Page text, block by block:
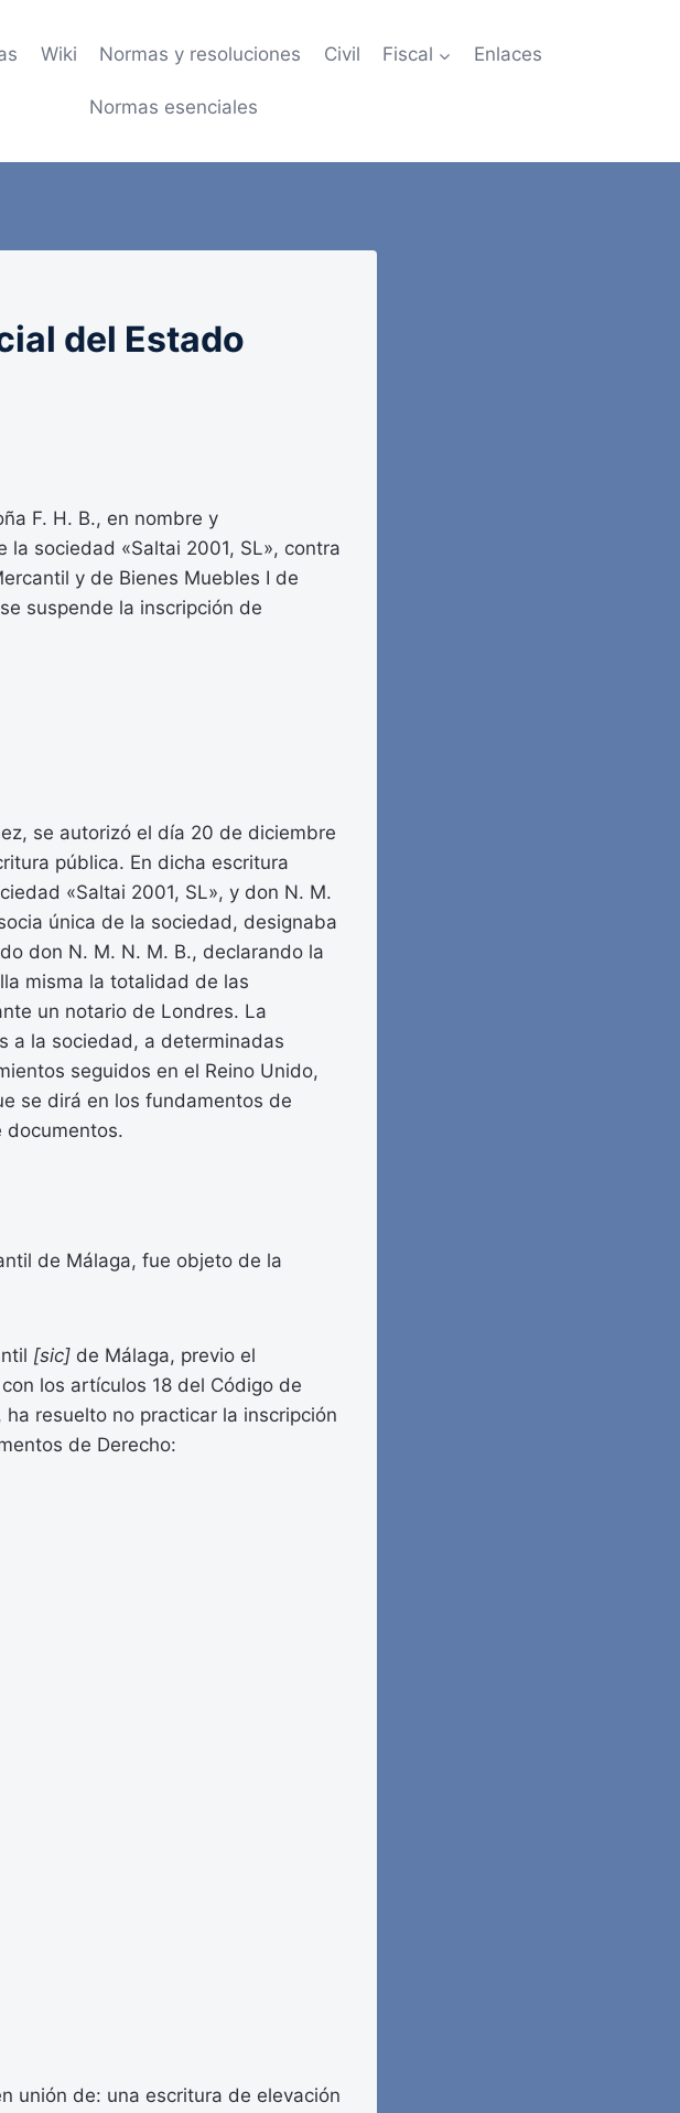
Wiki Normas y resoluciones Civil Fiscal Enlaces
Normas esenciales
del Estado
F. H. B., en nombre y
sociedad «Saltai 2001, SL», contra
y de Bienes Muebles I de
suspende la inscripción de
se autorizó el día 20 de diciembre
pública. En dicha escritura
«Saltai 2001, SL», y don N. M.
única de la sociedad, designaba
don N. M. N. M. B., declarando la
misma la totalidad de las
un notario de Londres. La
a la sociedad, a determinadas
seguidos en el Reino Unido,
se dirá en los fundamentos de
documentos.
de Málaga, fue objeto de la
[sic] de Málaga, previo el
los artículos 18 del Código de
resuelto no practicar la inscripción
de Derecho:
unión de: una escritura de elevación